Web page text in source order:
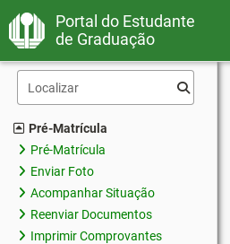
Portal do Estudante
de Graduação
Pré-Matrícula
Pré-Matrícula
Enviar Foto
Acompanhar Situação
Reenviar Documentos
Imprimir Comprovantes